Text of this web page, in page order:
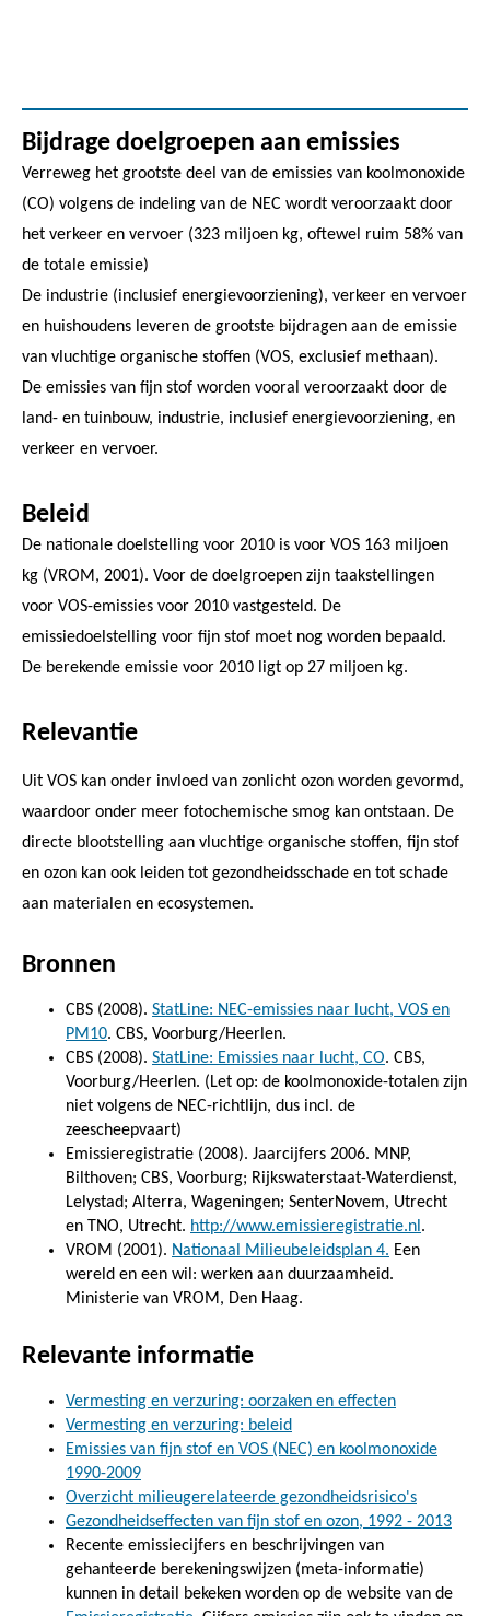
Bijdrage doelgroepen aan emissies
Verreweg het grootste deel van de emissies van koolmonoxide
(CO) volgens de indeling van de NEC wordt veroorzaakt door
het verkeer en vervoer (323 miljoen kg, oftewel ruim 58% van
de totale emissie)
De industrie (inclusief energievoorziening), verkeer en vervoer
en huishoudens leveren de grootste bijdragen aan de emissie
van vluchtige organische stoffen (VOS, exclusief methaan).
De emissies van fijn stof worden vooral veroorzaakt door de
land- en tuinbouw, industrie, inclusief energievoorziening, en
verkeer en vervoer.
Beleid
De nationale doelstelling voor 2010 is voor VOS 163 miljoen
kg (VROM, 2001). Voor de doelgroepen zijn taakstellingen
voor VOS-emissies voor 2010 vastgesteld. De
emissiedoelstelling voor fijn stof moet nog worden bepaald.
De berekende emissie voor 2010 ligt op 27 miljoen kg.
Relevantie
Uit VOS kan onder invloed van zonlicht ozon worden gevormd,
waardoor onder meer fotochemische smog kan ontstaan. De
directe blootstelling aan vluchtige organische stoffen, fijn stof
en ozon kan ook leiden tot gezondheidsschade en tot schade
aan materialen en ecosystemen.
Bronnen
CBS (2008). StatLine: NEC-emissies naar lucht, VOS en
PM10. CBS, Voorburg/Heerlen.
CBS (2008). StatLine: Emissies naar lucht, CO. CBS,
Voorburg/Heerlen. (Let op: de koolmonoxide-totalen zijn
niet volgens de NEC-richtlijn, dus incl. de
zeescheepvaart)
Emissieregistratie (2008). Jaarcijfers 2006. MNP,
Bilthoven; CBS, Voorburg; Rijkswaterstaat-Waterdienst,
Lelystad; Alterra, Wageningen; SenterNovem, Utrecht
en TNO, Utrecht. http://www.emissieregistratie.nl .
VROM (2001). Nationaal Milieubeleidsplan 4. Een
wereld en een wil: werken aan duurzaamheid.
Ministerie van VROM, Den Haag.
Relevante informatie
Vermesting en verzuring: oorzaken en effecten
Vermesting en verzuring: beleid
Emissies van fijn stof en VOS (NEC) en koolmonoxide
1990-2009
Overzicht milieugerelateerde gezondheidsrisico's
Gezondheidseffecten van fijn stof en ozon, 1992 - 2013
Recente emissiecijfers en beschrijvingen van
gehanteerde berekeningswijzen (meta-informatie)
kunnen in detail bekeken worden op de website van de